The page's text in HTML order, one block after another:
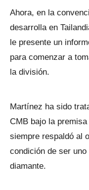
Ahora, en la
desarrolla en
le presente un
para comenzar a
la división.
Martínez ha sido
CMB bajo la
siempre respaldó al
condición de ser
diamante.